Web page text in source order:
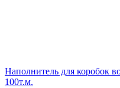
Наполнитель для коробок
100т.м.